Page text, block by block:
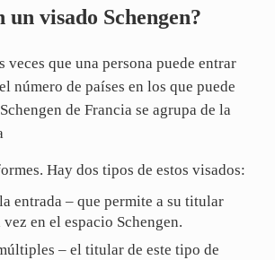
visado Schengen?
veces que una persona puede entrar
número de países en los que puede
de Francia se agrupa de la
Hay dos tipos de estos visados:
entrada – que permite a su titular
en el espacio Schengen.
– el titular de este tipo de